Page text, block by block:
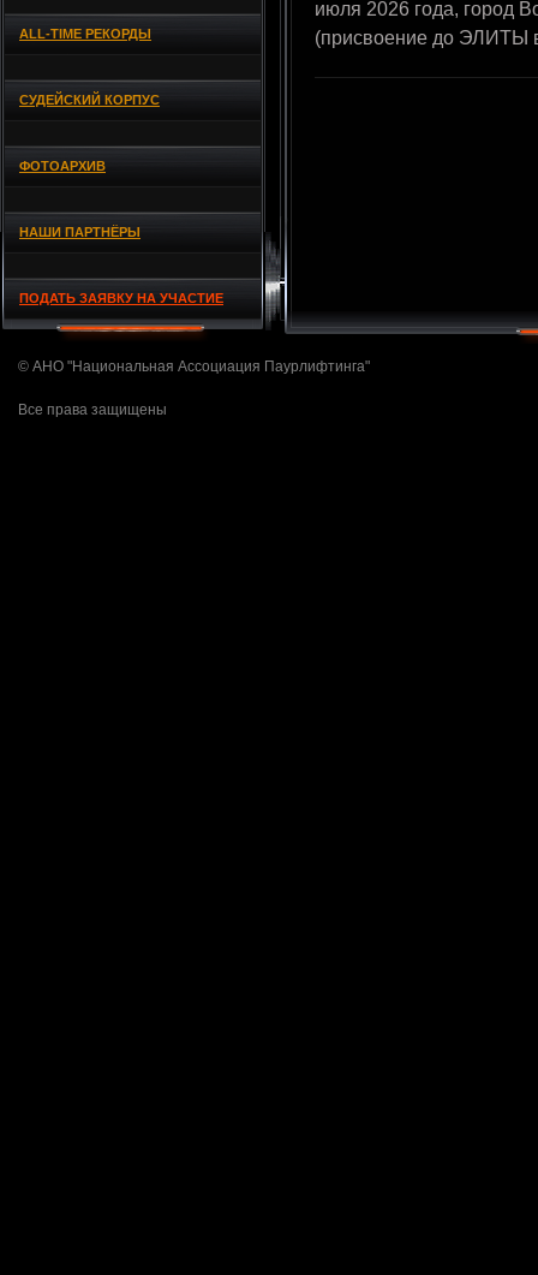
ALL-TIME РЕКОРДЫ
СУДЕЙСКИЙ КОРПУС
ФОТОАРХИВ
НАШИ ПАРТНЁРЫ
ПОДАТЬ ЗАЯВКУ НА УЧАСТИЕ
июля 2026 года, город
(присвоение до ЭЛИТЫ
© АНО "Национальная Ассоциация Паурлифтинга"
Все права защищены